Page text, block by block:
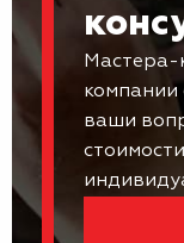
Мастера-
компании
ваши